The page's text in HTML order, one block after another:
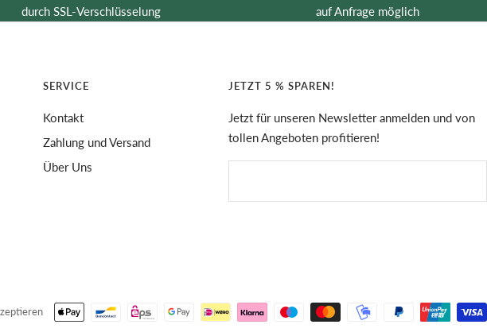
durch SSL-Verschlüsselung auf Anfrage möglich
SERVICE
Kontakt
Zahlung und Versand
Über Uns
JETZT 5 % SPAREN!
Jetzt für unseren Newsletter anmelden und von
tollen Angeboten profitieren!